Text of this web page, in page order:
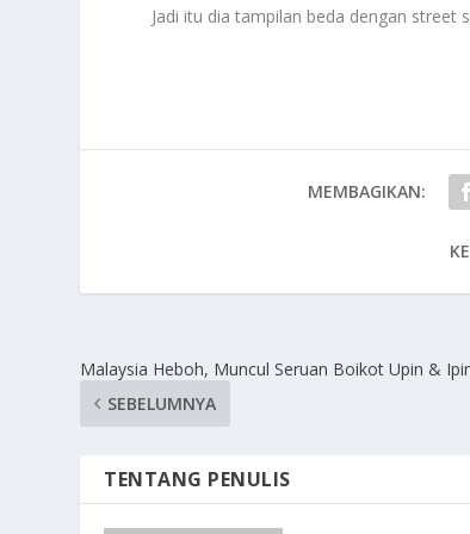
Jadi itu dia tampilan beda dengan
MEMBAGIKAN:
Malaysia Heboh, Muncul Seruan Boikot Upin &
SEBELUMNYA
TENTANG PENULIS